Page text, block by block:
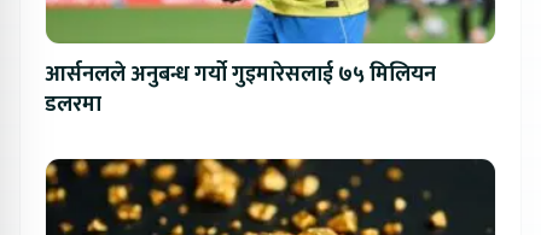
आर्सनलले अनुबन्ध गर्यो गुइमारेसलाई ७५ मिलियन
डलरमा